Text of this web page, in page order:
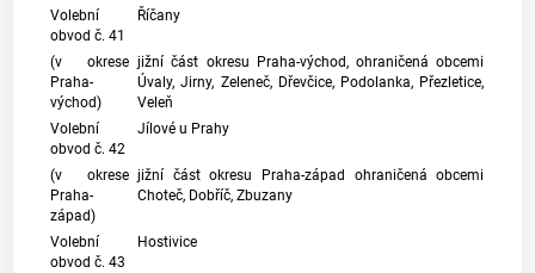
Volební
obvod č. 41
Říčany
(v okrese
Praha-
východ)
jižní část okresu Praha-východ, ohraničená obcemi
Úvaly, Jirny, Zeleneč, Dřevčice, Podolanka, Přezletice,
Veleň
Volební
obvod č. 42
Jílové u Prahy
(v okrese
Praha-
západ)
jižní část okresu Praha-západ ohraničená obcemi
Choteč, Dobříč, Zbuzany
Volební
obvod č. 43
Hostivice